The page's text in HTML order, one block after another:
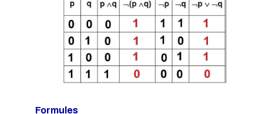
Formules